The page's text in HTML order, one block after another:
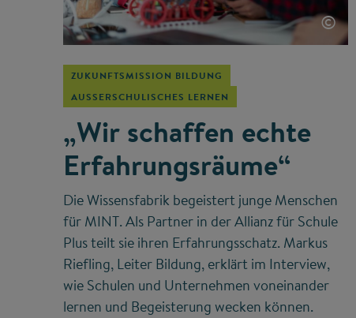
©
ZUKUNFTSMISSION BILDUNG
AUSSERSCHULISCHES LERNEN
„Wir schaffen echte
Erfahrungsräume“
Die Wissensfabrik begeistert junge Menschen
für MINT. Als Partner in der Allianz für Schule
Plus teilt sie ihren Erfahrungsschatz. Markus
Riefling, Leiter Bildung, erklärt im Interview,
wie Schulen und Unternehmen voneinander
lernen und Begeisterung wecken können.